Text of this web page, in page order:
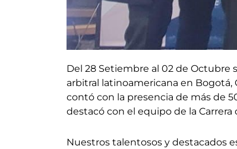
Del 28 Setiembre al 02 de Octubre
arbitral latinoamericana en Bogotá,
contó con la presencia de más de
destacó con el equipo de la
Nuestros talentosos y destacados